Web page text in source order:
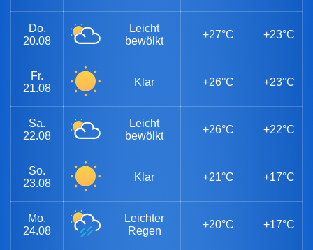
Do.
20.08
Leicht
bewölkt
+27°C +23°C
Fr.
21.08
Klar +26°C +23°C
Sa.
22.08
Leicht
bewölkt
+26°C +22°C
So.
23.08
Klar +21°C +17°C
Mo.
24.08
Leichter
Regen
+20°C +17°C